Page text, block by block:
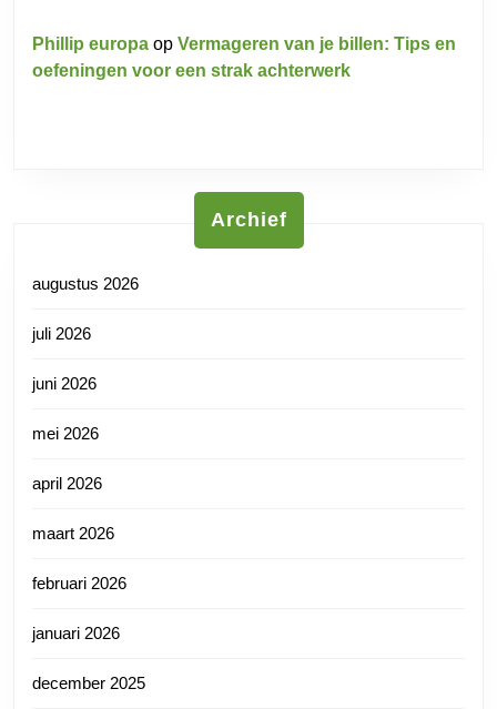
Phillip europa op Vermageren van je billen: Tips en
oefeningen voor een strak achterwerk
Archief
augustus 2026
juli 2026
juni 2026
mei 2026
april 2026
maart 2026
februari 2026
januari 2026
december 2025